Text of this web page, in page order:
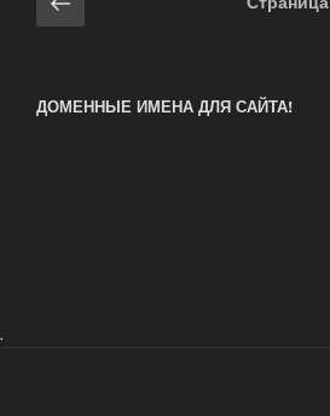
постраница
ДОМЕННЫЕ ИМЕНА ДЛЯ САЙТА!
.